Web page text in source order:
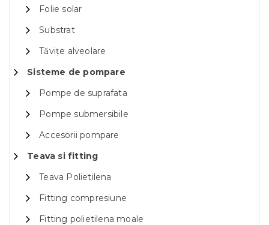
Folie solar
Substrat
Tăvițe alveolare
Sisteme de pompare
Pompe de suprafata
Pompe submersibile
Accesorii pompare
Teava si fitting
Teava Polietilena
Fitting compresiune
Fitting polietilena moale